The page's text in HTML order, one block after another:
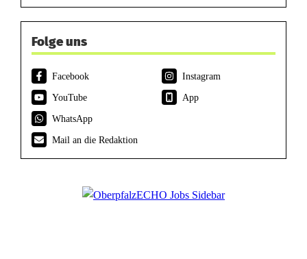
Folge uns
Facebook
Instagram
YouTube
App
WhatsApp
Mail an die Redaktion